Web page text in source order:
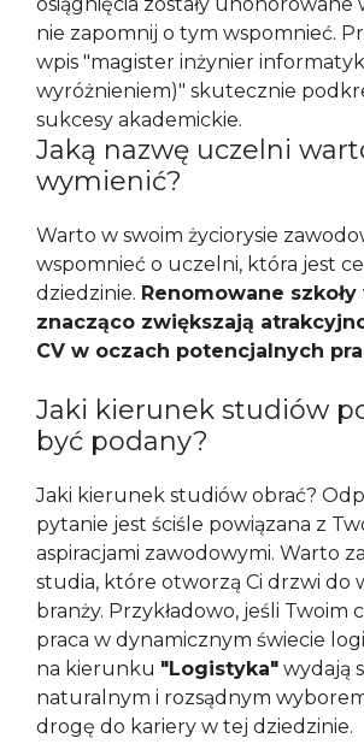
osiągnięcia zostały uhonorowane
nie zapomnij o tym wspomnieć.
wpis "magister inżynier
wyróżnieniem)" skutecznie
sukcesy akademickie.
Jaką nazwę uczelni
wymienić?
Warto w swoim życiorysie
wspomnieć o uczelni, która jest
dziedzinie. Renomowane
znacząco zwiększają
CV w oczach potencjalnych
Jaki kierunek studiów
być podany?
Jaki kierunek studiów obrać?
pytanie jest ściśle powiązana z
aspiracjami zawodowymi. Warto
studia, które otworzą Ci drzwi do
branży. Przykładowo, jeśli Twoim
praca w dynamicznym świecie
na kierunku "Logistyka" wydają
naturalnym i rozsądnym
drogę do kariery w tej dziedzinie.